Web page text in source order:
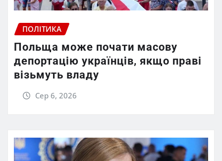
ПОЛІТИКА
Польща може почати масову
депортацію українців, якщо праві
візьмуть владу
Сер 6, 2026